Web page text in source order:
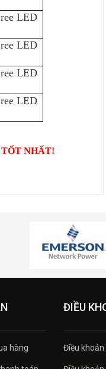
LED
LED
LED
LED
NHẤT!
hàng
ĐIỀU
Điều khoản